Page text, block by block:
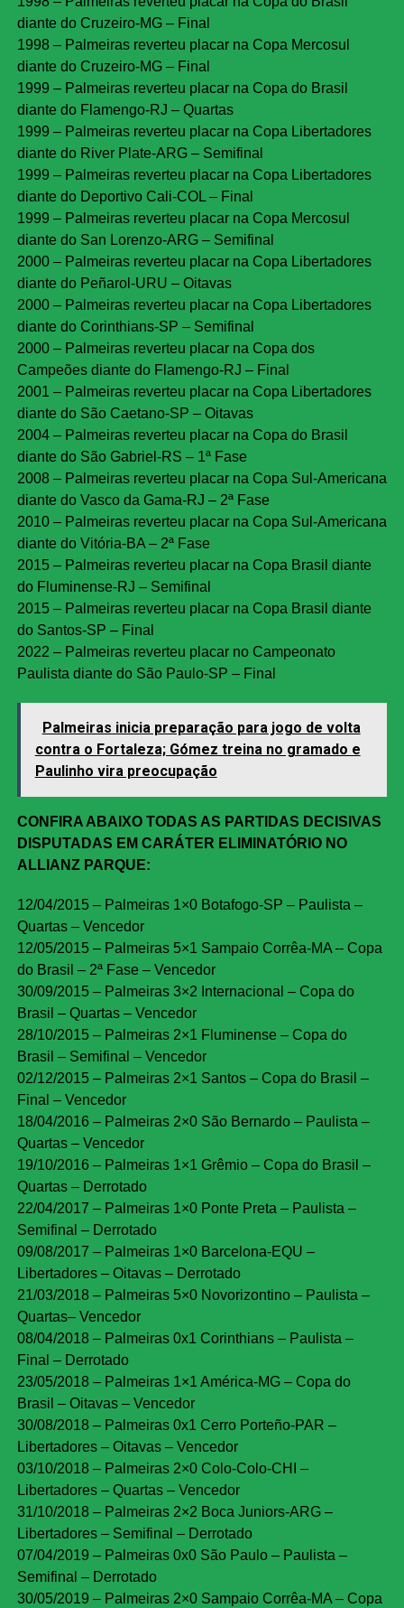
diante do Cruzeiro-MG – Final
1998 – Palmeiras reverteu placar na Copa Mercosul
diante do Cruzeiro-MG – Final
1999 – Palmeiras reverteu placar na Copa do Brasil
diante do Flamengo-RJ – Quartas
1999 – Palmeiras reverteu placar na Copa Libertadores
diante do River Plate-ARG – Semifinal
1999 – Palmeiras reverteu placar na Copa Libertadores
diante do Deportivo Cali-COL – Final
1999 – Palmeiras reverteu placar na Copa Mercosul
diante do San Lorenzo-ARG – Semifinal
2000 – Palmeiras reverteu placar na Copa Libertadores
diante do Peñarol-URU – Oitavas
2000 – Palmeiras reverteu placar na Copa Libertadores
diante do Corinthians-SP – Semifinal
2000 – Palmeiras reverteu placar na Copa dos
Campeões diante do Flamengo-RJ – Final
2001 – Palmeiras reverteu placar na Copa Libertadores
diante do São Caetano-SP – Oitavas
2004 – Palmeiras reverteu placar na Copa do Brasil
diante do São Gabriel-RS – 1ª Fase
2008 – Palmeiras reverteu placar na Copa Sul-Americana
diante do Vasco da Gama-RJ – 2ª Fase
2010 – Palmeiras reverteu placar na Copa Sul-Americana
diante do Vitória-BA – 2ª Fase
2015 – Palmeiras reverteu placar na Copa Brasil diante
do Fluminense-RJ – Semifinal
2015 – Palmeiras reverteu placar na Copa Brasil diante
do Santos-SP – Final
2022 – Palmeiras reverteu placar no Campeonato
Paulista diante do São Paulo-SP – Final
Palmeiras inicia preparação para jogo de volta
contra o Fortaleza; Gómez treina no gramado e
Paulinho vira preocupação
CONFIRA ABAIXO TODAS AS PARTIDAS DECISIVAS
DISPUTADAS EM CARÁTER ELIMINATÓRIO NO
ALLIANZ PARQUE:
12/04/2015 – Palmeiras 1×0 Botafogo-SP – Paulista –
Quartas – Vencedor
12/05/2015 – Palmeiras 5×1 Sampaio Corrêa-MA – Copa
do Brasil – 2ª Fase – Vencedor
30/09/2015 – Palmeiras 3×2 Internacional – Copa do
Brasil – Quartas – Vencedor
28/10/2015 – Palmeiras 2×1 Fluminense – Copa do
Brasil – Semifinal – Vencedor
02/12/2015 – Palmeiras 2×1 Santos – Copa do Brasil –
Final – Vencedor
18/04/2016 – Palmeiras 2×0 São Bernardo – Paulista –
Quartas – Vencedor
19/10/2016 – Palmeiras 1×1 Grêmio – Copa do Brasil –
Quartas – Derrotado
22/04/2017 – Palmeiras 1×0 Ponte Preta – Paulista –
Semifinal – Derrotado
09/08/2017 – Palmeiras 1×0 Barcelona-EQU –
Libertadores – Oitavas – Derrotado
21/03/2018 – Palmeiras 5×0 Novorizontino – Paulista –
Quartas– Vencedor
08/04/2018 – Palmeiras 0x1 Corinthians – Paulista –
Final – Derrotado
23/05/2018 – Palmeiras 1×1 América-MG – Copa do
Brasil – Oitavas – Vencedor
30/08/2018 – Palmeiras 0x1 Cerro Porteño-PAR –
Libertadores – Oitavas – Vencedor
03/10/2018 – Palmeiras 2×0 Colo-Colo-CHI –
Libertadores – Quartas – Vencedor
31/10/2018 – Palmeiras 2×2 Boca Juniors-ARG –
Libertadores – Semifinal – Derrotado
07/04/2019 – Palmeiras 0x0 São Paulo – Paulista –
Semifinal – Derrotado
30/05/2019 – Palmeiras 2×0 Sampaio Corrêa-MA – Copa